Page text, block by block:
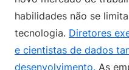
habilidades não se
tecnologia. Diretores
e cientistas de dados
desenvolvimento. As